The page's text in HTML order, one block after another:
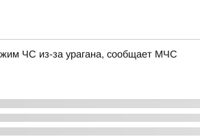
ЧС из-за урагана, сообщает МЧС